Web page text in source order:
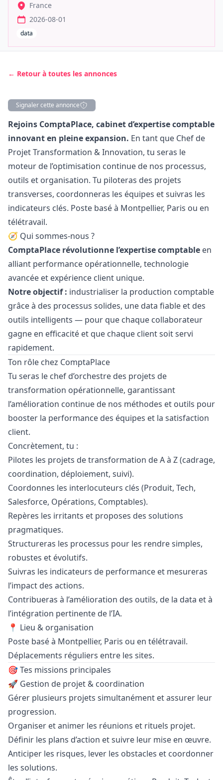
France
2026-08-01
data
← Retour à toutes les annonces
Signaler cette annonce
Description
Rejoins ComptaPlace, cabinet d’expertise comptable
innovant en pleine expansion. En tant que Chef de
Projet Transformation & Innovation, tu seras le
moteur de l’optimisation continue de nos processus,
outils et organisation. Tu piloteras des projets
transverses, coordonneras les équipes et suivras les
indicateurs clés. Poste basé à Montpellier, Paris ou en
télétravail.
🧭 Qui sommes-nous ?
ComptaPlace révolutionne l’expertise comptable en
alliant performance opérationnelle, technologie
avancée et expérience client unique.
Notre objectif : industrialiser la production comptable
grâce à des processus solides, une data fiable et des
outils intelligents — pour que chaque collaborateur
gagne en efficacité et que chaque client soit servi
rapidement.
Ton rôle chez ComptaPlace
Tu seras le chef d’orchestre des projets de
transformation opérationnelle, garantissant
l’amélioration continue de nos méthodes et outils pour
booster la performance des équipes et la satisfaction
client.
Concrètement, tu :
Pilotes les projets de transformation de A à Z (cadrage,
coordination, déploiement, suivi).
Coordonnes les interlocuteurs clés (Produit, Tech,
Salesforce, Opérations, Comptables).
Repères les irritants et proposes des solutions
pragmatiques.
Structureras les processus pour les rendre simples,
robustes et évolutifs.
Suivras les indicateurs de performance et mesureras
l’impact des actions.
Contribueras à l’amélioration des outils, de la data et à
l’intégration pertinente de l’IA.
📍 Lieu & organisation
Poste basé à Montpellier, Paris ou en télétravail.
Déplacements réguliers entre les sites.
🎯 Tes missions principales
🚀 Gestion de projet & coordination
Gérer plusieurs projets simultanément et assurer leur
progression.
Organiser et animer les réunions et rituels projet.
Définir les plans d’action et suivre leur mise en œuvre.
Anticiper les risques, lever les obstacles et coordonner
les solutions.